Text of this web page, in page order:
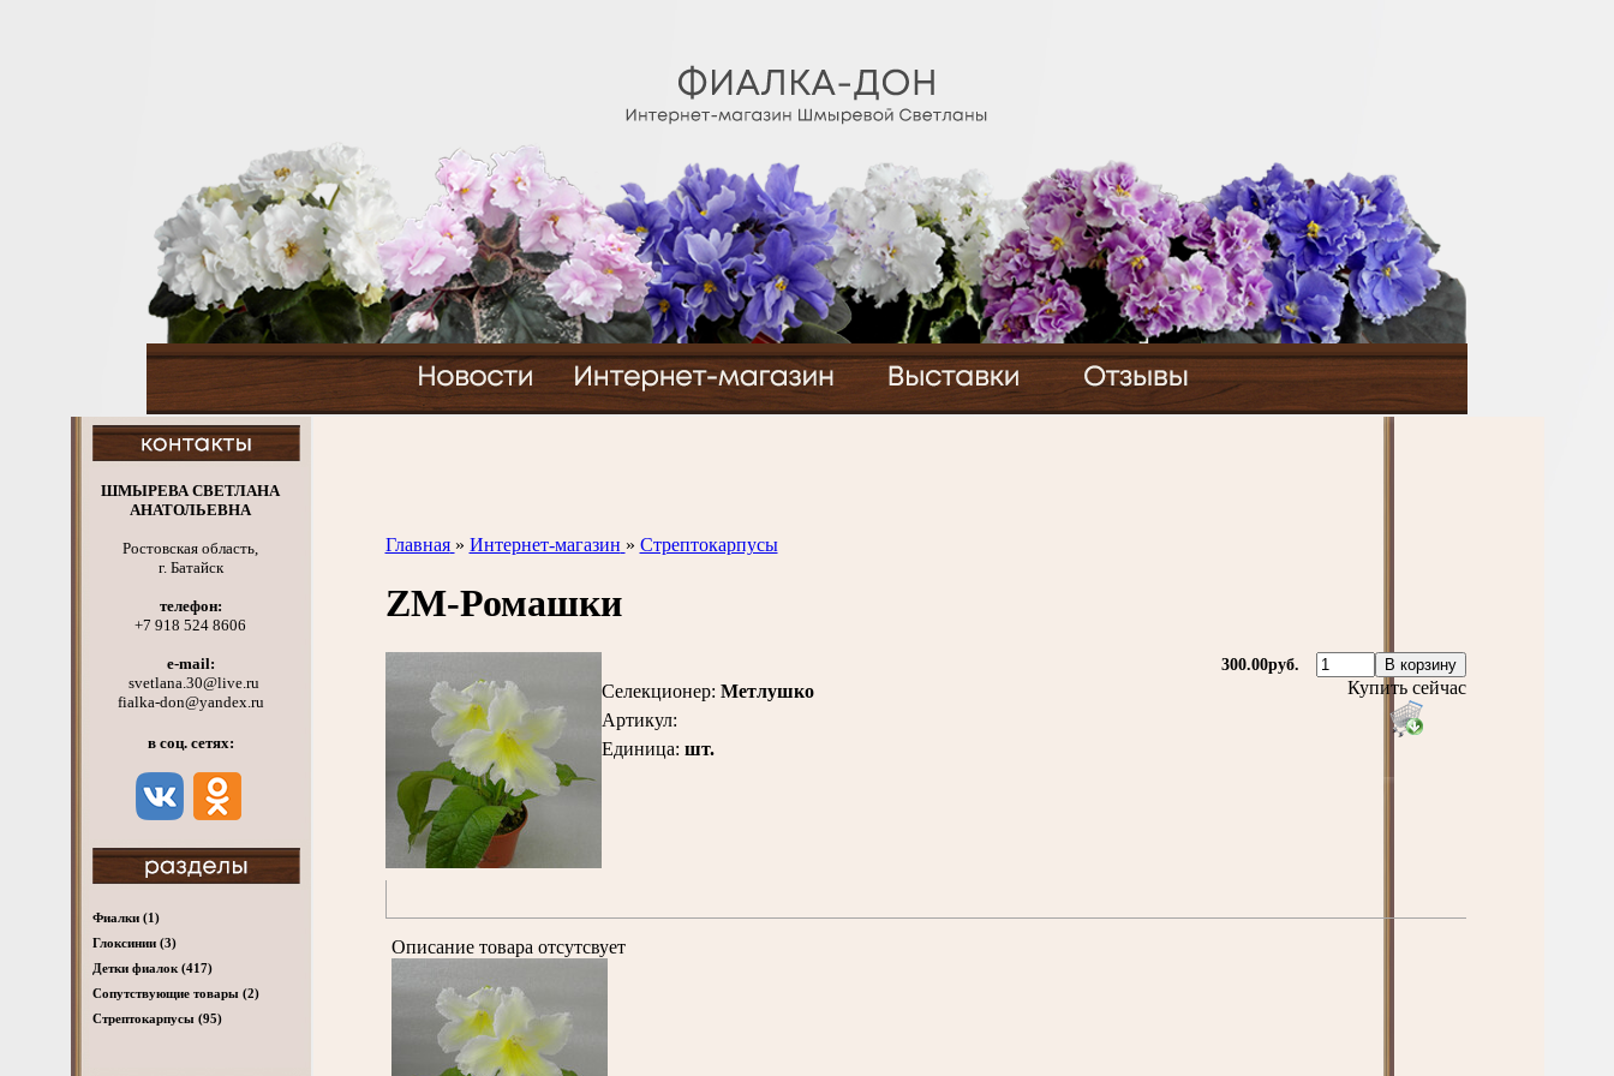
ШМЫРЕВА СВЕТЛАНА
АНАТОЛЬЕВНА
Ростовская область,
г. Батайск
телефон:
+7 918 524 8606
e-mail:
svetlana.30@live.ru
fialka-don@yandex.ru
в соц. сетях:
Фиалки (1)
Глоксинии (3)
Детки фиалок (417)
Cопутствующие товары (2)
Стрептокарпусы (95)
Главная » Интернет-магазин » Стрептокарпусы
ZM-Ромашки
300.00руб.
Селекционер: Метлушко
Артикул:
Единица: шт.
Купить сейчас
Описание товара отсутсвует